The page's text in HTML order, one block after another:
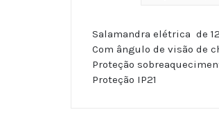
Salamandra elétrica de
Com ângulo de visão de
Proteção
Proteção IP21